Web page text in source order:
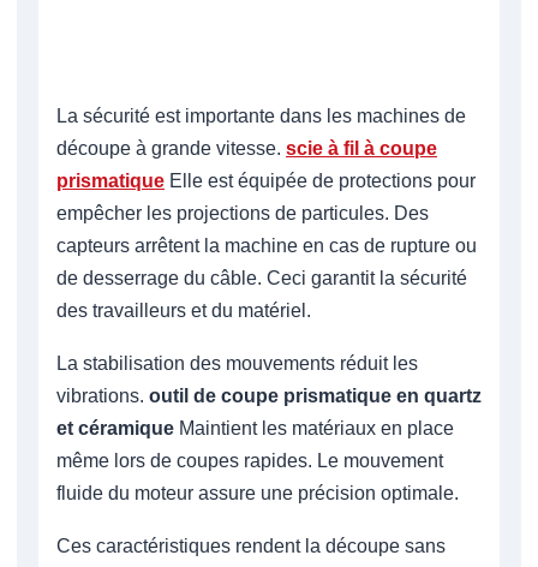
La sécurité est importante dans les machines de
découpe à grande vitesse. scie à fil à coupe
prismatique Elle est équipée de protections pour
empêcher les projections de particules. Des
capteurs arrêtent la machine en cas de rupture ou
de desserrage du câble. Ceci garantit la sécurité
des travailleurs et du matériel.
La stabilisation des mouvements réduit les
vibrations. outil de coupe prismatique en quartz
et céramique Maintient les matériaux en place
même lors de coupes rapides. Le mouvement
fluide du moteur assure une précision optimale.
Ces caractéristiques rendent la découpe sans